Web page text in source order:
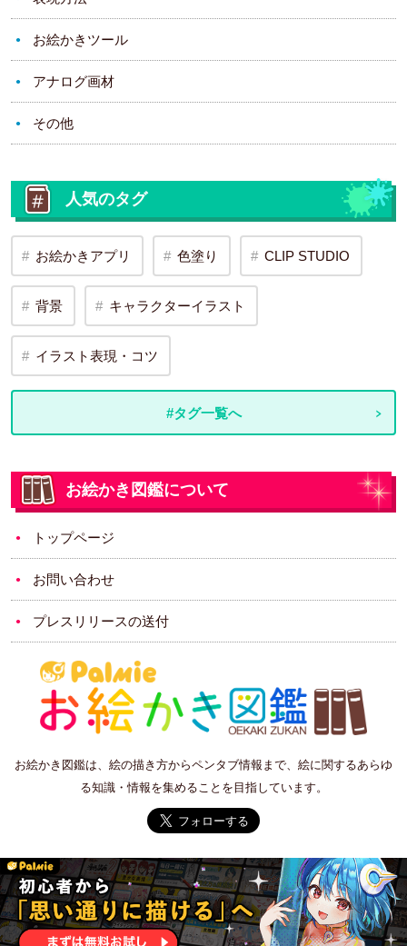
お絵かきツール
アナログ画材
その他
人気のタグ
お絵かきアプリ 色塗り CLIP STUDIO
背景 キャラクターイラスト
イラスト表現・コツ
#タグ一覧へ
お絵かき図鑑について
トップページ
お問い合わせ
プレスリリースの送付
お絵かき図鑑は、絵の描き方からペンタブ情報まで、絵に関するあらゆ
る知識・情報を集めることを目指しています。